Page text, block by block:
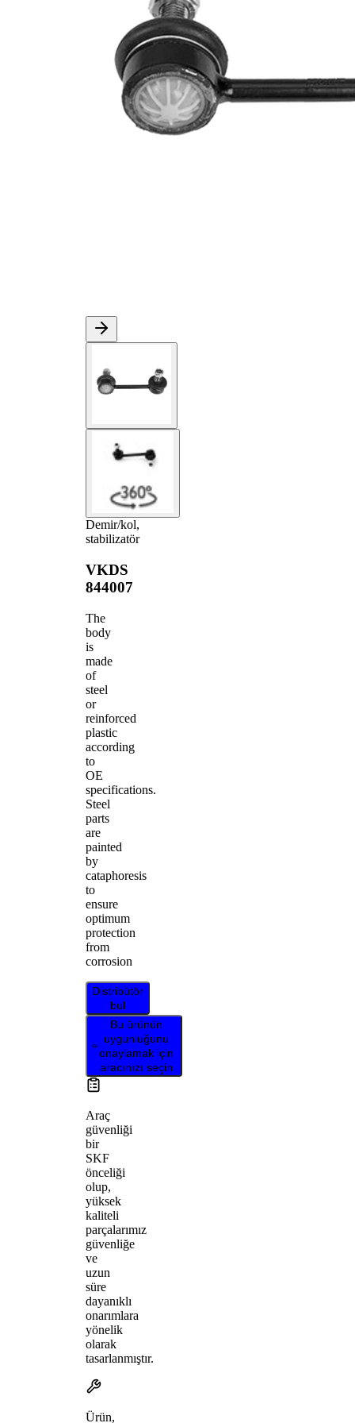
Demir/kol,
stabilizatör
VKDS
844007
The
body
is
made
of
steel
or
reinforced
plastic
according
to
OE
specifications.
Steel
parts
are
painted
by
cataphoresis
to
ensure
optimum
protection
from
corrosion
Distribütör
bul
Bu ürünün
uygunluğunu
onaylamak için
aracınızı seçin
Araç
güvenliği
bir
SKF
önceliği
olup,
yüksek
kaliteli
parçalarımız
güvenliğe
ve
uzun
süre
dayanıklı
onarımlara
yönelik
olarak
tasarlanmıştır.
Ürün,
açıklama
yağ ile
Dişli
ölçüsü 1
M10 x
Çift
halindeki
ürün
numarası
VKDS
844006